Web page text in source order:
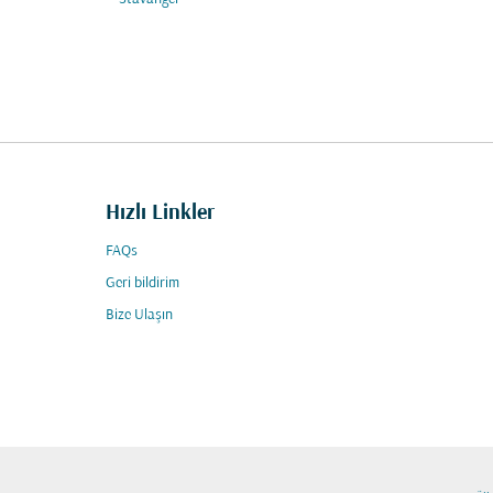
Hızlı Linkler
FAQs
Geri bildirim
Bize Ulaşın